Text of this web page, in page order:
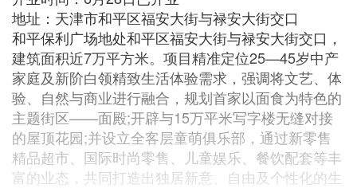
地址：天津市和平区福安大街与禄安大街交口
和平保利广场地处和平区福安大街与禄安大街交口，
建筑面积近7万平方米。项目精准定位25—45岁中产
家庭及新阶白领精致生活体验需求，强调将文艺、体
验、自然与商业进行融合，规划首家以面食为特色的
主题街区——面殿;开辟与15万平米写字楼无缝对接
的屋顶花园;并设立全客层童萌俱乐部，通过新零售
精品超市、国际时尚零售、儿童娱乐、餐饮配套等丰
富的业态，共同打造出独居新意、自由及个性化的生